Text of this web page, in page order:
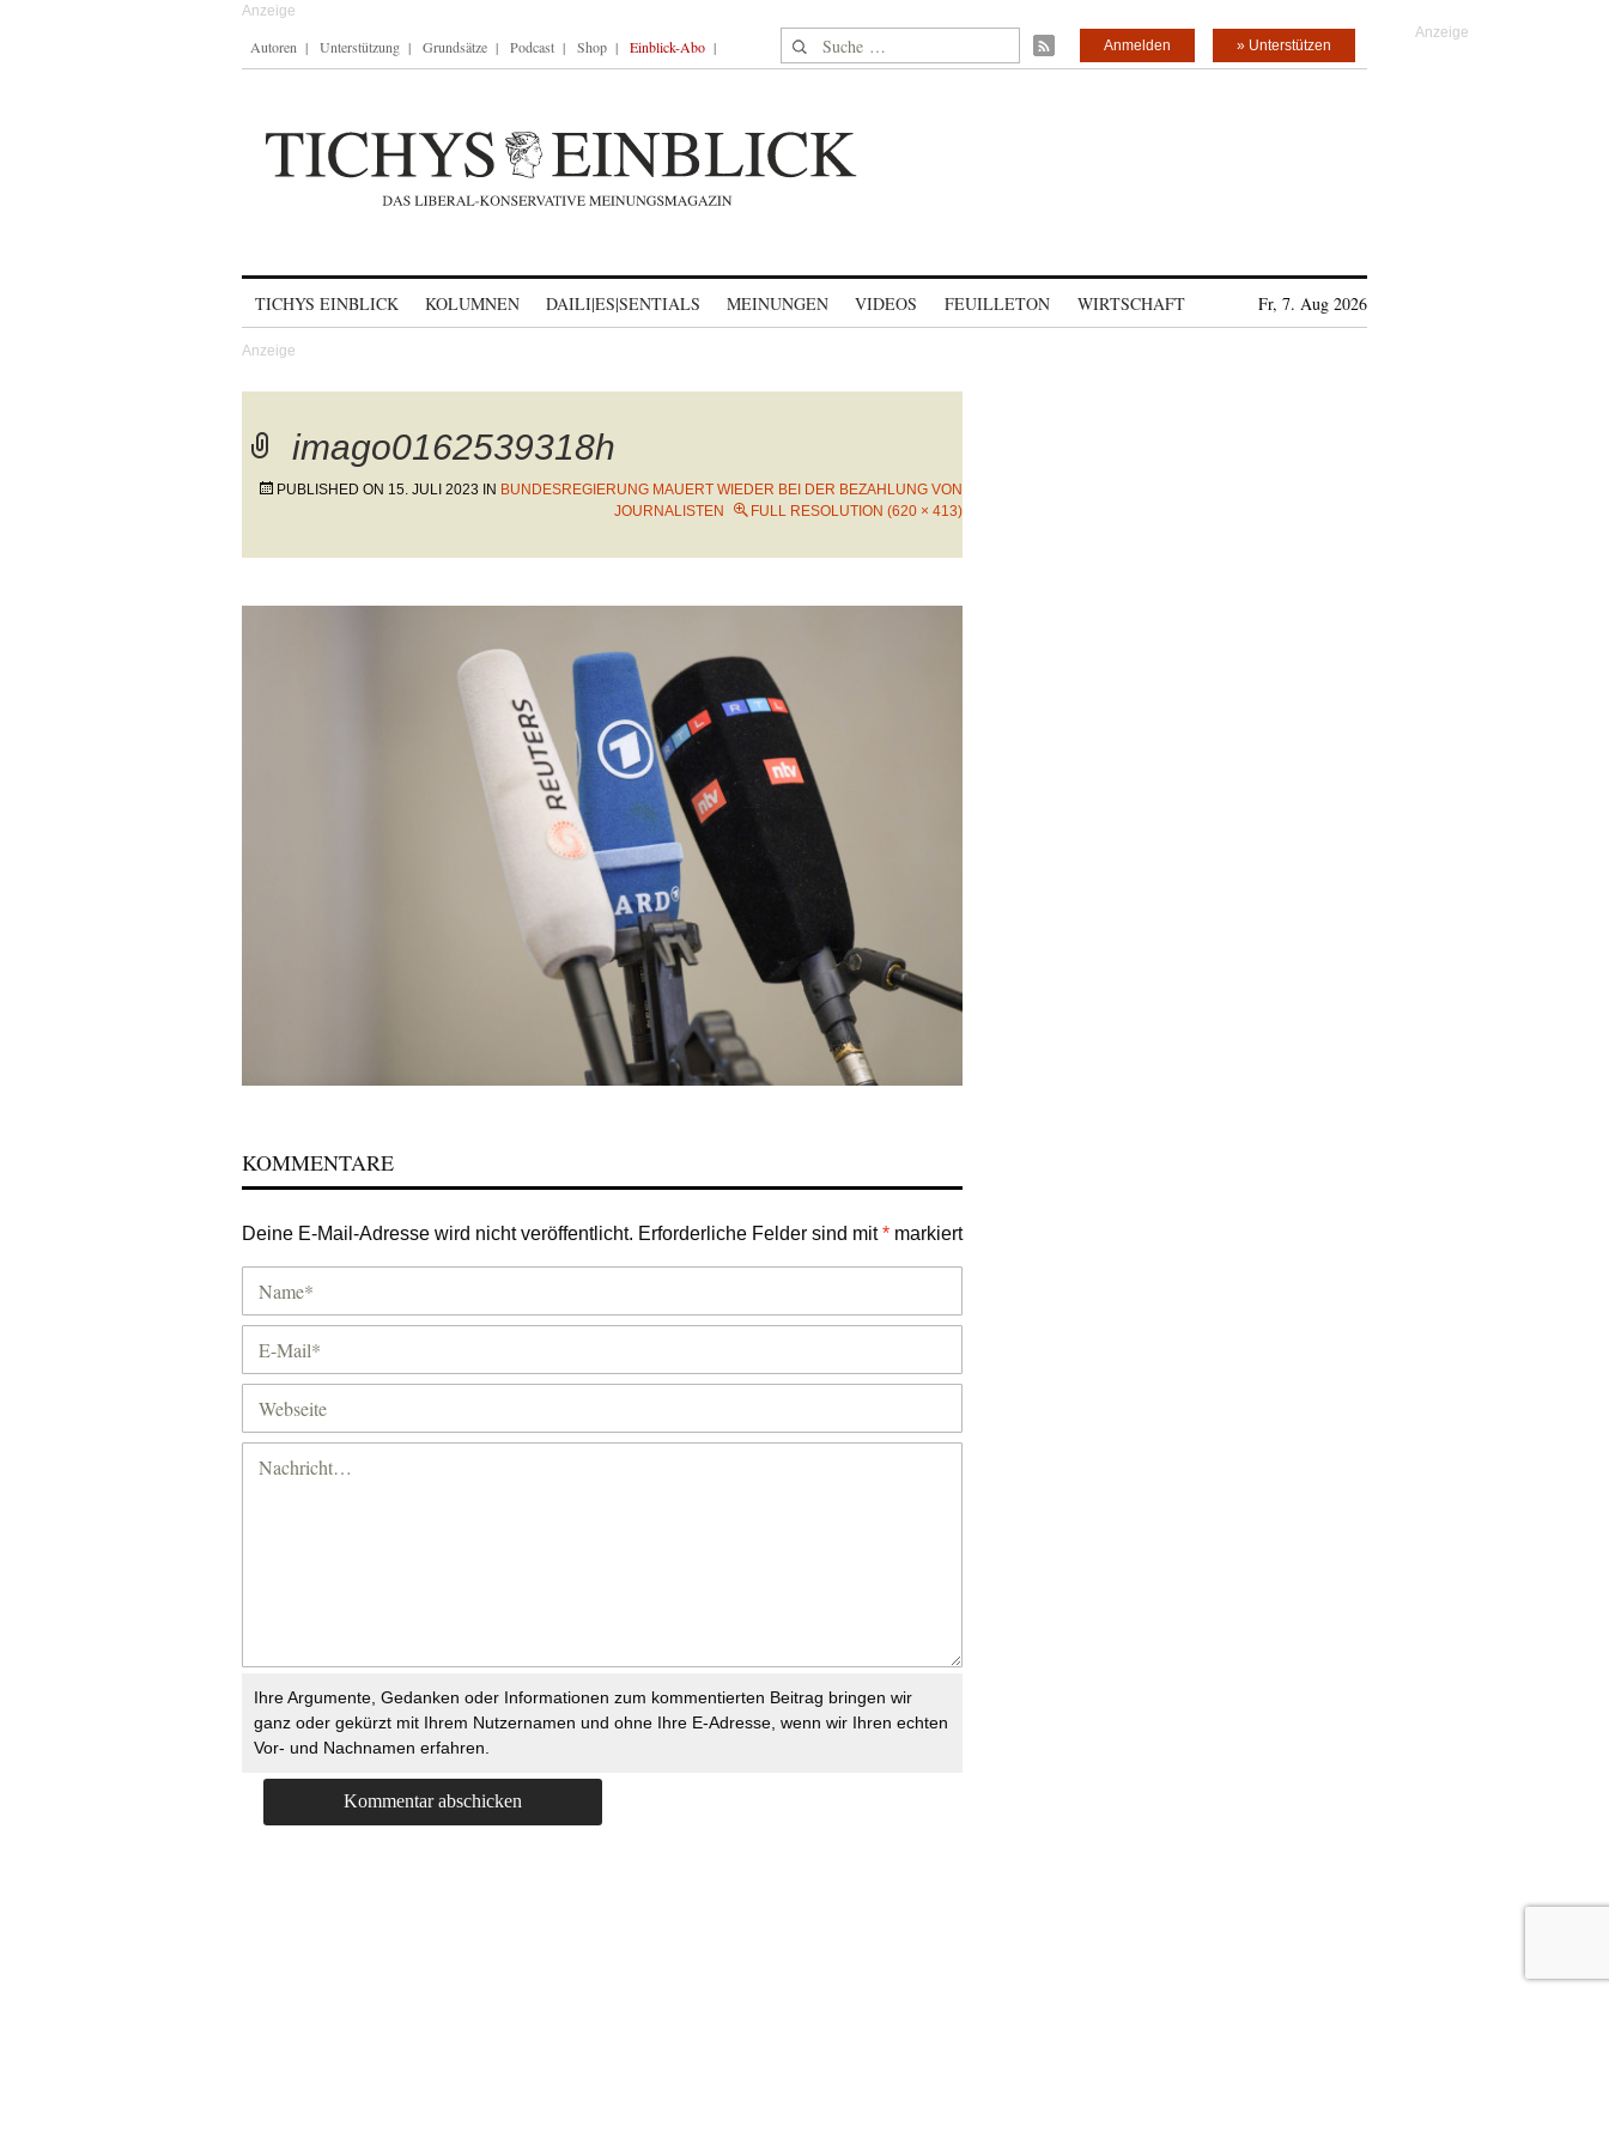
Autoren Unterstützung Grundsätze Podcast Shop Einblick-Abo Suche nach: » Unterstützen
Anmelden
TICHYS EINBLICK KOLUMNEN DAILI|ES|SENTIALS MEINUNGEN VIDEOS FEUILLETON WIRTSCHAFT Fr, 7. Aug 2026
imago0162539318h
PUBLISHED ON 15. JULI 2023 IN BUNDESREGIERUNG MAUERT WIEDER BEI DER BEZAHLUNG VON
JOURNALISTEN
FULL RESOLUTION (620 × 413)
KOMMENTARE
Deine E-Mail-Adresse wird nicht veröffentlicht. Erforderliche Felder sind mit* markiert
Ihre Argumente, Gedanken oder Informationen zum kommentierten Beitrag bringen wir
ganz oder gekürzt mit Ihrem Nutzernamen und ohne Ihre E-Adresse, wenn wir Ihren echten
Vor- und Nachnamen erfahren.